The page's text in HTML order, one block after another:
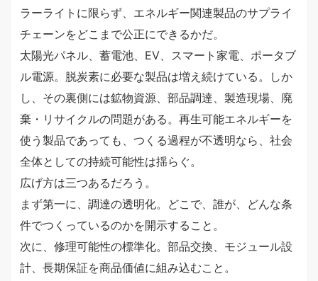
ラーライトに限らず、エネルギー関連製品のサプライ
チェーンをどこまで公正にできるかだ。
太陽光パネル、蓄電池、EV、スマート家電、ポータブ
ル電源。脱炭素に必要な製品は増え続けている。しか
し、その裏側には鉱物資源、部品調達、製造現場、廃
棄・リサイクルの問題がある。再生可能エネルギーを
使う製品であっても、つくる過程が不透明なら、社会
全体としての持続可能性は揺らぐ。
広げ方は三つあるだろう。
まず第一に、調達の透明化。どこで、誰が、どんな条
件でつくっているのかを開示すること。
次に、修理可能性の標準化。部品交換、モジュール設
計、長期保証を商品価値に組み込むこと。